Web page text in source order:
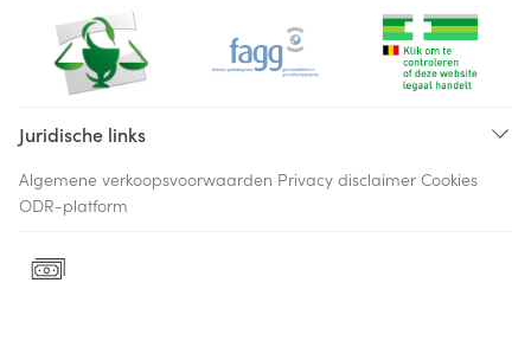
Juridische links
Algemene verkoopsvoorwaarden Privacy disclaimer Cookies
ODR-platform